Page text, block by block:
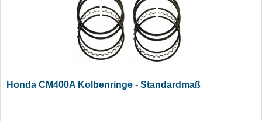
Honda CM400A Kolbenringe - Standardmaß